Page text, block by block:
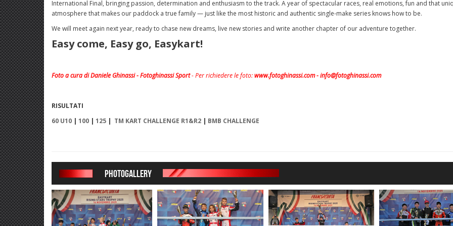
International Final, bringing passion, determination and enthusiasm to the track. A year of spectacular races, real emotions, fun and that
atmosphere that makes our paddock a true family — just like the most historic and authentic single-make series knows how to be.
We will meet again next year, ready to chase new dreams, live new stories and write another chapter of our adventure together.
Easy come, Easy go, Easykart!
Foto a cura di Daniele Ghinassi - Fotoghinassi Sport- Per richiedere le foto:www.fotoghinassi.com-info@fotoghinassi.com
RISULTATI
60 U10 | 100 | 125 | TM KART CHALLENGE R1&R2 | BMB CHALLENGE
PHOTOGALLERY